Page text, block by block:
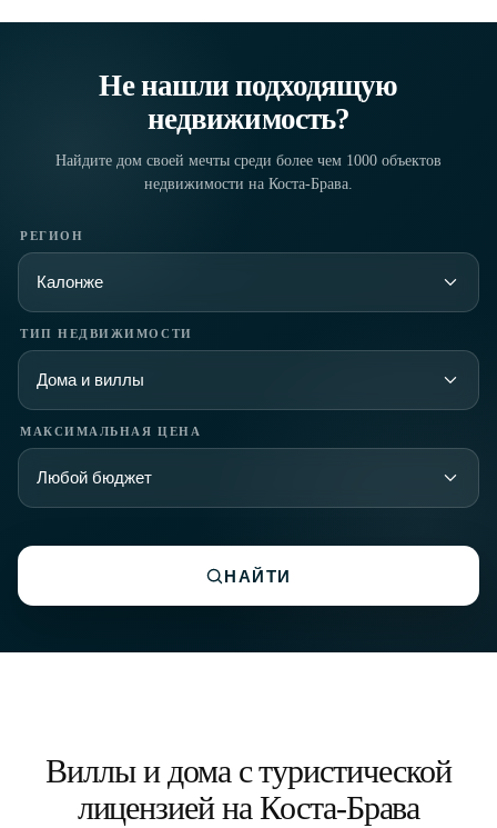
Не нашли подходящую
недвижимость?
Найдите дом своей мечты среди более чем 1000 объектов
недвижимости на Коста-Брава.
РЕГИОН
ТИП НЕДВИЖИМОСТИ
МАКСИМАЛЬНАЯ ЦЕНА
НАЙТИ
Виллы и дома с туристической
лицензией на Коста-Брава